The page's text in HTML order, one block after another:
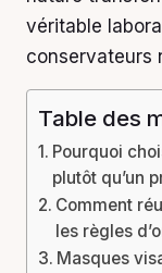
véritable
conservateurs
Table des
Pourquoi
plutôt qu’un
Comment
les règles
Masques